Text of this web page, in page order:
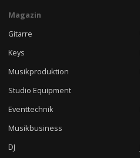
Magazin
Gitarre
Keys
Musikproduktion
Studio Equipment
Eventtechnik
Musikbusiness
DJ